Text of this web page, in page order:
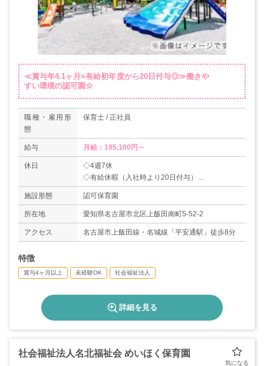
≪賞与年4.1ヶ月×有給初年度から20日付与◎≫働きや
すい環境の認可園☆
職種・雇用形
態
保育士 / 正社員
給与 月給：195,100円～
休日
◇4週7休
◇有給休暇（入社時より20日付与）
＊年間休日数111日
施設形態 認可保育園
所在地 愛知県名古屋市北区上飯田南町5-52-2
アクセス 名古屋市上飯田線・名城線「平安通駅」徒歩8分
特徴
賞与4ヶ月以上 未経験OK 社会福祉法人
詳細を見る
社会福祉法人名北福祉会 めいほく保育園